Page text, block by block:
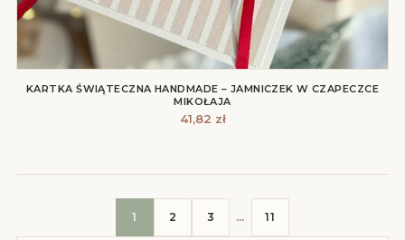
KARTKA ŚWIĄTECZNA HANDMADE – JAMNICZEK W CZAPECZCE
MIKOŁAJA
41,82 zł
1 2 3 … 11